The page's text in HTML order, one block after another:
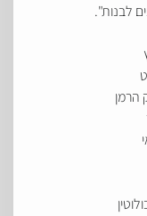
לבנות".
הרמן